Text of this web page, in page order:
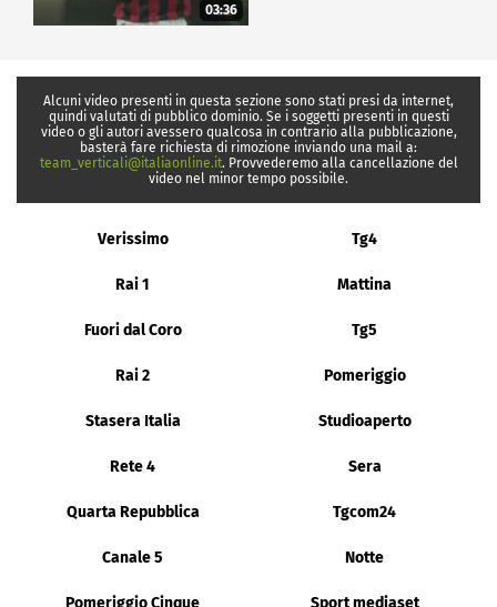
03:36
Alcuni video presenti in questa sezione sono stati presi da internet,
quindi valutati di pubblico dominio. Se i soggetti presenti in questi
video o gli autori avessero qualcosa in contrario alla pubblicazione,
basterà fare richiesta di rimozione inviando una mail a:
team_verticali@italiaonline.it. Provvederemo alla cancellazione del
video nel minor tempo possibile.
Verissimo Tg4
Rai 1 Mattina
Fuori dal Coro Tg5
Rai 2 Pomeriggio
Stasera Italia Studioaperto
Rete 4 Sera
Quarta Repubblica Tgcom24
Canale 5 Notte
Pomeriggio Cinque Sport mediaset